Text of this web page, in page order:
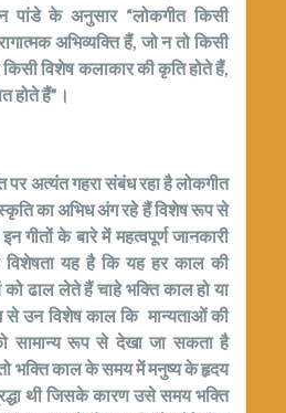
पांडे के अनुसार “लोकगीत किसी
अभिव्यक्ति हैं, जो न तो किसी
विशेष कलाकार की कृति होते हैं,
होते हैं”।
अत्यंत गहरा संबंध रहा है लोकगीत
का अभिध अंग रहे हैं विशेष रूप से
गीतों के बारे में महत्वपूर्ण जानकारी
विशेषता यह है कि यह हर काल की
ढाल लेते हैं चाहे भक्ति काल हो या
से उन विशेष काल कि मान्यताओं की
सामान्य रूप से देखा जा सकता है
भक्ति काल के समय में मनुष्य के हृदय
थी जिसके कारण उसे समय भक्ति